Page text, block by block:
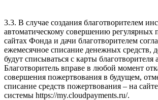
3.3. В случае создания благотворителем
автоматическому совершению регулярных
сайтах Фонда и дачи благотворителем
ежемесячное списание денежных средств,
будут списываться с карты благотворителя
Благотворитель вправе в любой момент
совершения пожертвования в будущем,
списание средств пожертвования – на
системы https://my.cloudpayments.ru/.